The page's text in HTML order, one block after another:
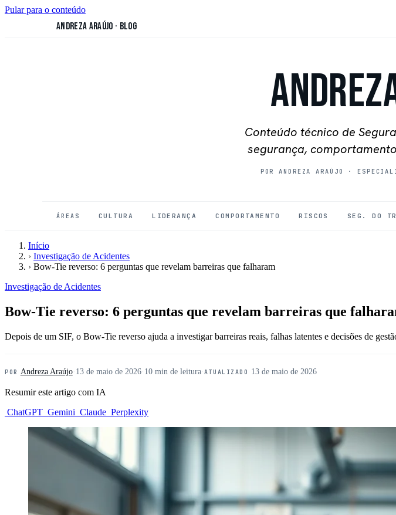
Pular para o conteúdo
Andreza Araújo · Blog
Conteúdo técnico de
segurança,
POR ANDREZA ARAÚJO ·
ÁREAS CULTURA LIDERANÇA COMPORTAMENTO RISCOS SEG. DO
Início
› Investigação de Acidentes
› Bow-Tie reverso: 6 perguntas que revelam barreiras que falharam
Investigação de Acidentes
Bow-Tie reverso: 6 perguntas que revelam barreiras que
Depois de um SIF, o Bow-Tie reverso ajuda a investigar barreiras reais, falhas latentes e decisões de
POR Andreza Araújo· 13 de maio de 2026· 10 min de leitura· ATUALIZADO 13 de maio de 2026
Resumir este artigo com IA
ChatGPT Gemini Claude Perplexity